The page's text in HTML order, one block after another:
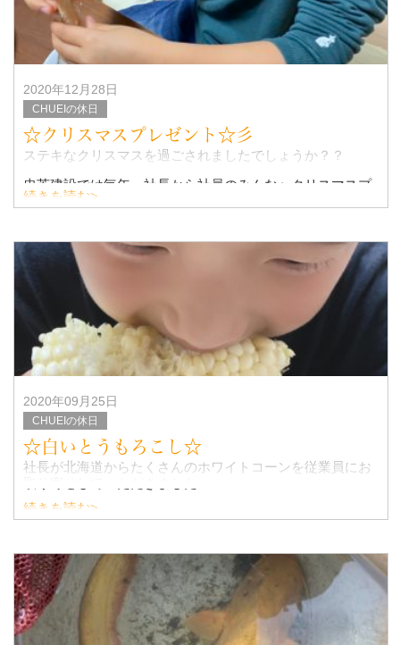
2020年12月28日
CHUEIの休日
☆クリスマスプレゼント☆彡
ステキなクリスマスを過ごされましたでしょうか？？
忠英建設では毎年、社長から社員のみんなへクリスマスプ
レゼントにカニとハムをいただきます♪
ら食べていました☆
続きを読む>
2020年09月25日
CHUEIの休日
☆白いとうもろこし☆
社長が北海道からたくさんのホワイトコーンを従業員にお
そのままたべても良し、少しボイルしても良し♪
うちの子たちも1本ペロリと食べちゃい
続きを読む>